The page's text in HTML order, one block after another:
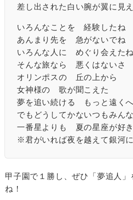
差し出された白い腕が翼に見
いろんなことを 経験したね
あんまり先を 急がないでね
いろんな人に めぐり会えたね
そんな旅なら 悪くはないさ
オリンポスの 丘の上から
女神様の 歌が聞こえた
夢を追い続ける もっと遠くへ
でもどうしてかないつもみん
一番星よりも 夏の星座が好き
※君がいれば夜を越えて銀河
甲子園で１勝し、ぜひ「夢追人」
ね！